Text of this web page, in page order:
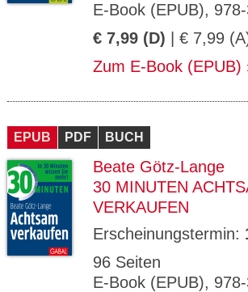
E-Book (EPUB),
€ 7,99 (D) | € 7,99
Zum E-Book (EPUB)
EPUB PDF BUCH
Beate Götz-Lange
30 MINUTEN
VERKAUFEN
Erscheinungstermin:
96 Seiten
E-Book (EPUB),